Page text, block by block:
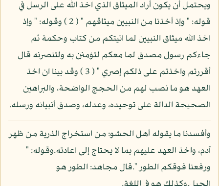
ويحتمل أن يكون أراد الميثاق الذي اخذ الله على الرسل في
قوله: " وإذ أخذنا من النبيين ميثاقهم " ( 2 ) وقوله: " وإذ
اخذ الله ميثاق النبيين لما اتيتكم من كتاب وحكمة ثم
جاءكم رسول مصدق لما معكم لتؤمنن به ولتنصرنه قال
أقررتم واخذتم على ذلكم إصري " ( 3 ) وقد بينا ان اخذ
العهد هو ما نصب لهم من الحجج الواضحة، والبراهين
الصحيحة الدالة على توحيده، وعدله، وصدق أنبيائه ورسله.
وأفسدنا ما يقوله أهل الحشو: من استخراج الذرية من ظهر
آدم، واخذ العهد عليهم بما لا يحتاج إلى اعادته.وقوله: "
ورفعنا فوقكم الطور ".قال مجاهد: الطور هو